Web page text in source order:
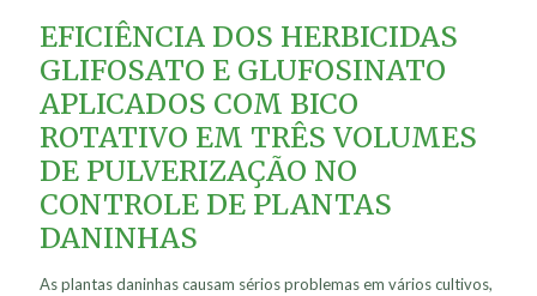
EFICIÊNCIA DOS HERBICIDAS
GLIFOSATO E GLUFOSINATO
APLICADOS COM BICO
ROTATIVO EM TRÊS VOLUMES
DE PULVERIZAÇÃO NO
CONTROLE DE PLANTAS
DANINHAS
As plantas daninhas causam sérios problemas em vários cultivos,